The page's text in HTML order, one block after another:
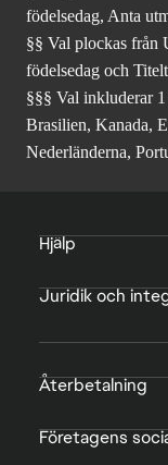
födelsedag, Anta
§§ Val plockas från
födelsedag och
§§§ Val inkluderar
Brasilien, Kanada,
Nederländerna,
Hjälp
Juridik och
Återbetalning
Företagens